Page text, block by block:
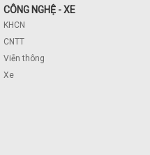
CÔNG NGHỆ - XE
KHCN
CNTT
Viễn thông
Xe